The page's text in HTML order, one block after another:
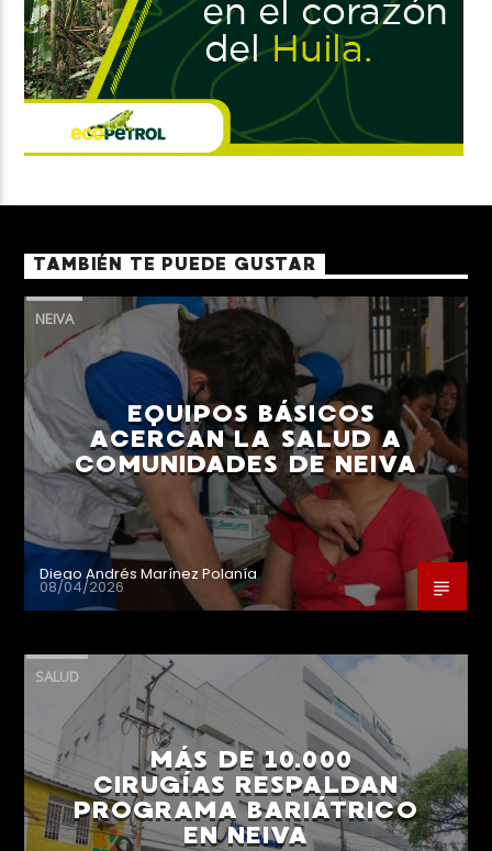
TAMBIÉN TE PUEDE GUSTAR
NEIVA
EQUIPOS BÁSICOS
ACERCAN LA SALUD A
COMUNIDADES DE NEIVA
Diego Andrés Marínez Polanía
08/04/2026
SALUD
MÁS DE 10.000
CIRUGÍAS RESPALDAN
PROGRAMA BARIÁTRICO
EN NEIVA